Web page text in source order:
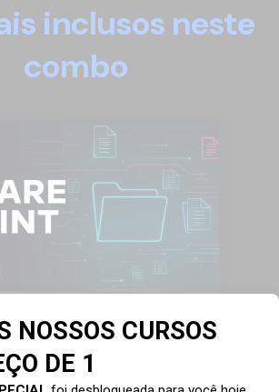
inclusos neste
combo
SharePoint 4 horas